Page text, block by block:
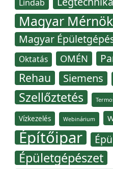
Lindab
Magyar
Magyar
Oktatás OMÉN
Rehau Siemens
Szellőztetés
Vízkezelés Webinárium
Építőipar
Épületgépészet